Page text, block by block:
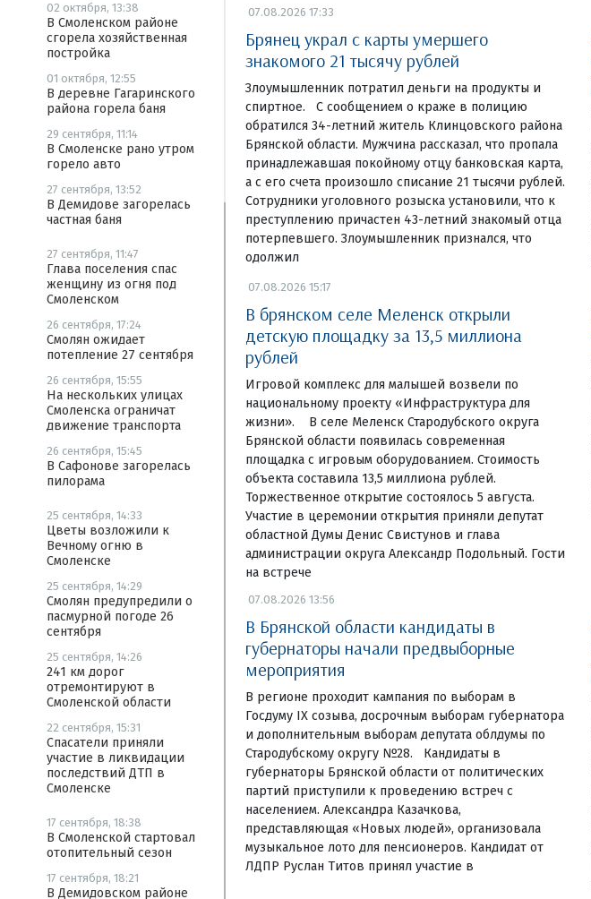
02 октября, 13:38
В Смоленском районе
сгорела хозяйственная
постройка
01 октября, 12:55
В деревне Гагаринского
района горела баня
29 сентября, 11:14
В Смоленске рано утром
горело авто
27 сентября, 13:52
В Демидове загорелась
частная баня
27 сентября, 11:47
Глава поселения спас
женщину из огня под
Смоленском
26 сентября, 17:24
Смолян ожидает
потепление 27 сентября
26 сентября, 15:55
На нескольких улицах
Смоленска ограничат
движение транспорта
26 сентября, 15:45
В Сафонове загорелась
пилорама
25 сентября, 14:33
Цветы возложили к
Вечному огню в
Смоленске
25 сентября, 14:29
Смолян предупредили о
пасмурной погоде 26
сентября
25 сентября, 14:26
241 км дорог
отремонтируют в
Смоленской области
22 сентября, 15:31
Спасатели приняли
участие в ликвидации
последствий ДТП в
Смоленске
17 сентября, 18:38
В Смоленской стартовал
отопительный сезон
17 сентября, 18:21
В Демидовском районе
07.08.2026 17:33
Брянец украл с карты умершего
знакомого 21 тысячу рублей
Злоумышленник потратил деньги на продукты и
спиртное. С сообщением о краже в полицию
обратился 34-летний житель Клинцовского района
Брянской области. Мужчина рассказал, что пропала
принадлежавшая покойному отцу банковская карта,
а с его счета произошло списание 21 тысячи рублей.
Сотрудники уголовного розыска установили, что к
преступлению причастен 43-летний знакомый отца
потерпевшего. Злоумышленник признался, что
одолжил
07.08.2026 15:17
В брянском селе Меленск открыли
детскую площадку за 13,5 миллиона
рублей
Игровой комплекс для малышей возвели по
национальному проекту «Инфраструктура для
жизни». В селе Меленск Стародубского округа
Брянской области появилась современная
площадка с игровым оборудованием. Стоимость
объекта составила 13,5 миллиона рублей.
Торжественное открытие состоялось 5 августа.
Участие в церемонии открытия приняли депутат
областной Думы Денис Свистунов и глава
администрации округа Александр Подольный. Гости
на встрече
07.08.2026 13:56
В Брянской области кандидаты в
губернаторы начали предвыборные
мероприятия
В регионе проходит кампания по выборам в
Госдуму IX созыва, досрочным выборам губернатора
и дополнительным выборам депутата облдумы по
Стародубскому округу №28. Кандидаты в
губернаторы Брянской области от политических
партий приступили к проведению встреч с
населением. Александра Казачкова,
представляющая «Новых людей», организовала
музыкальное лото для пенсионеров. Кандидат от
ЛДПР Руслан Титов принял участие в